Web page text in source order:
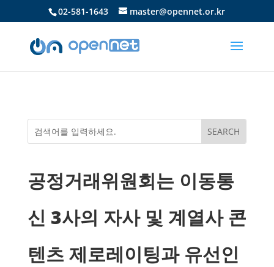
02-581-1643 master@opennet.or.kr
공정거래위원회는 이동통
신 3사의 자사 및 계열사 콘
텐츠 제로레이팅과 유선인